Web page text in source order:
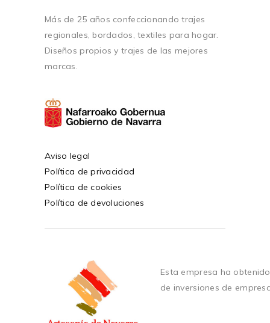
Más de 25 años confeccionando trajes
regionales, bordados, textiles para hogar.
Diseños propios y trajes de las mejores
marcas.
Aviso legal
Política de privacidad
Política de cookies
Política de devoluciones
Esta empresa ha
de inversiones de